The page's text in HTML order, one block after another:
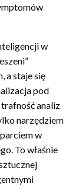
w
a staje się
pod
analiz
narzędziem
w
To właśnie